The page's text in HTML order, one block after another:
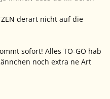
derart nicht auf die
sofort! Alles TO-GO hab
noch extra ne Art